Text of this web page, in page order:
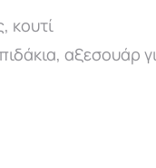
κουτί
αξεσουάρ